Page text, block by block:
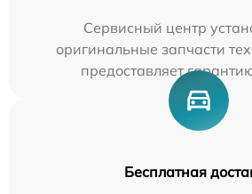
Сервисный центр
оригинальные запчасти
предоставляет
Бесплатная